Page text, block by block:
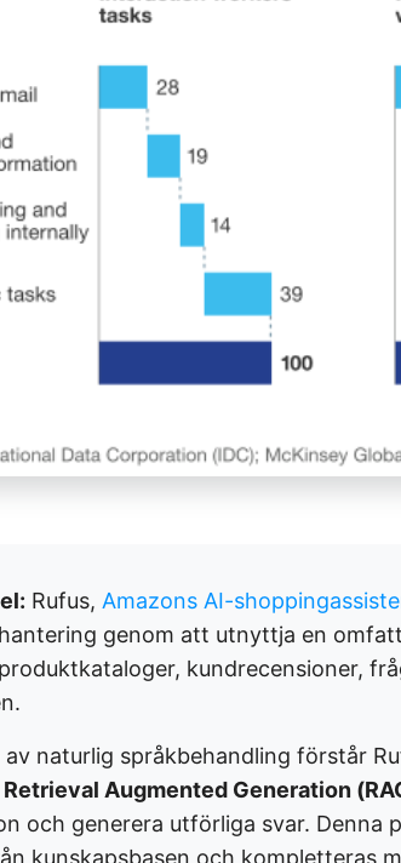
Rufus, Amazons AI-
genom att utnyttja en
kundrecensioner,
av naturlig språkbehandling förstår
Retrieval Augmented Generation
och generera utförliga svar. Denna
kunskapsbasen och kompletteras